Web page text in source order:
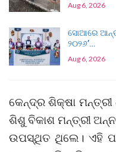
Aug 6, 2026
ସୋଆରେ
୨୦୨୬’…
Aug 6, 2026
କେନ୍ଦ୍ର ଶିକ୍ଷା ମନ୍ତ୍ରୀ
ଶିଶୁ ବିକାଶ ମନ୍ତ୍ରୀ
ଉପସ୍ଥିତ ଥିଲେ। ଏହି